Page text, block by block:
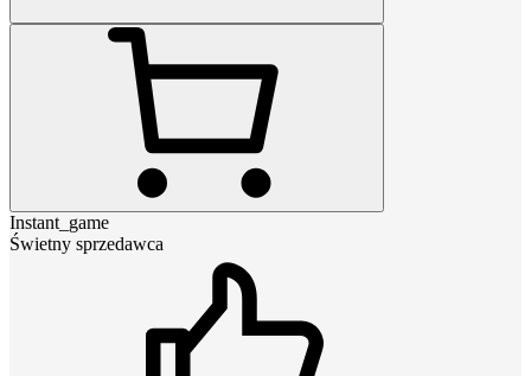
Instant_game
Świetny sprzedawca